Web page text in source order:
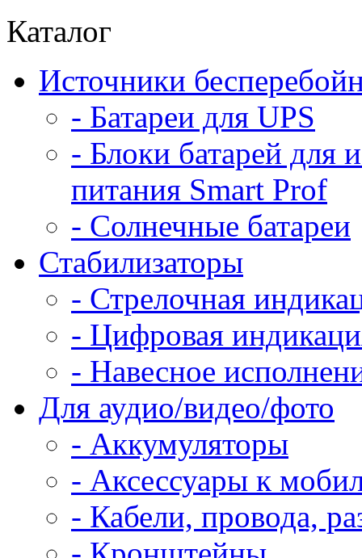
Каталог
Источники
- Батареи для UPS
- Блоки батарей для
питания Smart Prof
- Солнечные батареи
Стабилизаторы
- Стрелочная
- Цифровая
- Навесное
Для аудио/видео/фото
- Аккумуляторы
- Аксессуары к
- Кабели, провода,